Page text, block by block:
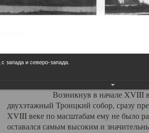
Свято-Троицкий собор Архангельска
Сегодня мы можем говорить, что
пострадал от целенаправленных
выдающихся памятников архитектуры.
вызванная борьбой с религией,
разрушение православного центра
Возникнув в начале XVIII века в
двухэтажный Троицкий собор, сразу
XVIII веке по масштабам ему не было
оставался самым высоким и
запада и северо-запада.